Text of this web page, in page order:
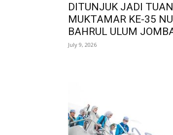
DITUNJUK JADI
MUKTAMAR KE-35
BAHRUL ULUM
July 9, 2026